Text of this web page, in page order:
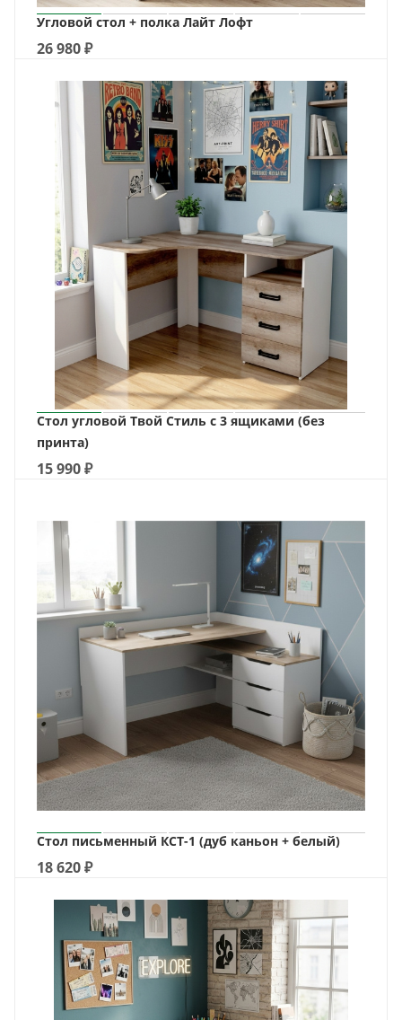
Угловой стол + полка Лайт Лофт
26 980₽
Стол угловой Твой Стиль с 3 ящиками (без
принта)
15 990₽
Стол письменный КСТ-1 (дуб каньон + белый)
18 620₽